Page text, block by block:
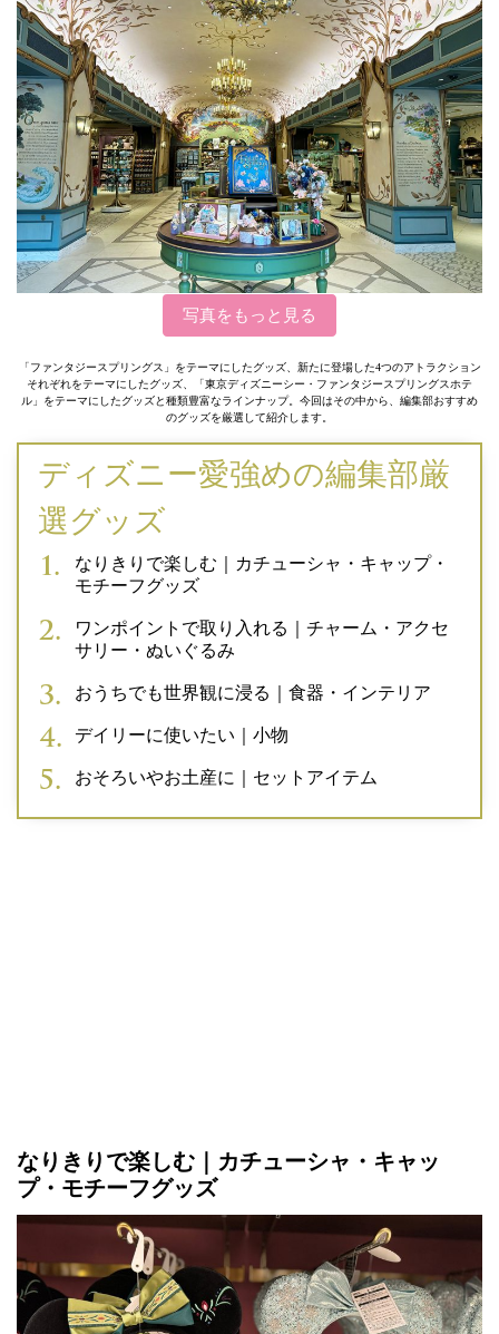
写真をもっと見る
「ファンタジースプリングス」をテーマにしたグッズ、新たに登場した4つのアトラクション
それぞれをテーマにしたグッズ、「東京ディズニーシー・ファンタジースプリングスホテ
ル」をテーマにしたグッズと種類豊富なラインナップ。今回はその中から、編集部おすすめ
のグッズを厳選して紹介します。
ディズニー愛強めの編集部厳
選グッズ
なりきりで楽しむ｜カチューシャ・キャップ・
モチーフグッズ
ワンポイントで取り入れる｜チャーム・アクセ
サリー・ぬいぐるみ
おうちでも世界観に浸る｜食器・インテリア
デイリーに使いたい｜小物
おそろいやお土産に｜セットアイテム
なりきりで楽しむ｜カチューシャ・キャッ
プ・モチーフグッズ